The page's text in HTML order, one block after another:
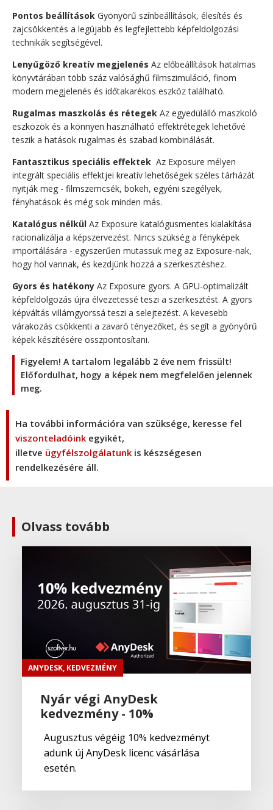
Pontos beállítások Gyönyörű színbeállítások, élesítés és
zajcsökkentés a legújabb és legfejlettebb képfeldolgozási
technikák segítségével.
Lenyűgöző kreatív megjelenés Az előbeállítások hatalmas
könyvtárában több száz valósághű filmszimuláció, finom
modern megjelenés és időtakarékos eszköz található.
Rugalmas maszkolás és rétegek Az egyedülálló maszkoló
eszközök és a könnyen használható effektrétegek lehetővé
teszik a hatások rugalmas és szabad kombinálását.
Fantasztikus speciális effektek Az Exposure mélyen
integrált speciális effektjei kreatív lehetőségek széles tárházát
nyitják meg - filmszemcsék, bokeh, egyéni szegélyek,
fényhatások és még sok minden más.
Katalógus nélkül Az Exposure katalógusmentes kialakítása
racionalizálja a képszervezést. Nincs szükség a fényképek
importálására - egyszerűen mutassuk meg az Exposure-nak,
hogy hol vannak, és kezdjünk hozzá a szerkesztéshez.
Gyors és hatékony Az Exposure gyors. A GPU-optimalizált
képfeldolgozás újra élvezetessé teszi a szerkesztést. A gyors
képváltás villámgyorssá teszi a selejtezést. A kevesebb
várakozás csökkenti a zavaró tényezőket, és segít a gyönyörű
képek készítésére összpontosítani.
Figyelem! A tartalom legalább 2 éve nem frissült!
Előfordulhat, hogy a képek nem megfelelően jelennek
meg.
Ha további információra van szüksége, keresse fel
viszonteladóink egyikét,
illetve ügyfélszolgálatunk is készségesen
rendelkezésére áll.
Olvass tovább
ANYDESK, KEDVEZMÉNY
Nyár végi AnyDesk
kedvezmény - 10%
Augusztus végéig 10% kedvezményt
adunk új AnyDesk licenc vásárlása
esetén.